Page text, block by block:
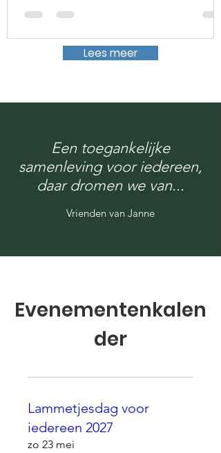
Lees meer
Een toegankelijke
samenleving voor iedereen,
daar dromen we van...
Vrienden van Janne
Evenementenkalen
der
Lammetjesdag voor
iedereen 2027
zo 23 mei